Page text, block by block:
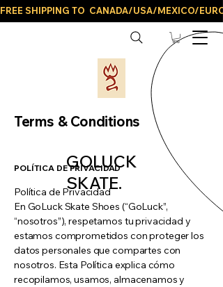
FREE SHIPPING TO  CANADA/USA/MEXICO/
GOLUCK
SKATE.
Terms & Conditions
POLÍTICA DE PRIVACIDAD
Política de Privacidad
En GoLuck Skate Shoes (“GoLuck”,
“nosotros”), respetamos tu privacidad y
estamos comprometidos con proteger los
datos personales que compartes con
nosotros. Esta Política explica cómo
recopilamos, usamos, almacenamos y